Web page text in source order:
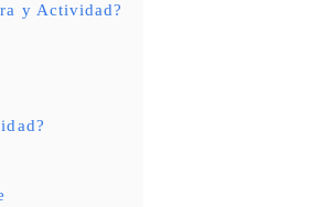
y Actividad?